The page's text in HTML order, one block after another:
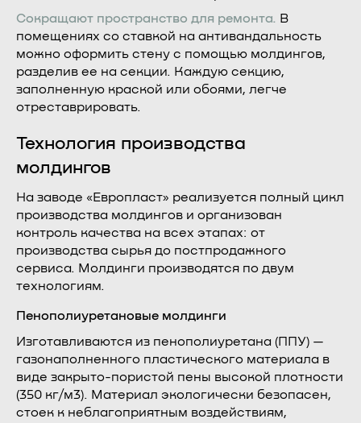
Сокращают пространство для ремонта. В
помещениях со ставкой на антивандальность
можно оформить стену с помощью молдингов,
разделив ее на секции. Каждую секцию,
заполненную краской или обоями, легче
отреставрировать.
Технология производства
молдингов
На заводе «Европласт» реализуется полный цикл
производства молдингов и организован
контроль качества на всех этапах: от
производства сырья до постпродажного
сервиса. Молдинги производятся по двум
технологиям.
Пенополиуретановые молдинги
Изготавливаются из пенополиуретана (ППУ) —
газонаполненного пластического материала в
виде закрыто-пористой пены высокой плотности
(350 кг/м3). Материал экологически безопасен,
стоек к неблагоприятным воздействиям,